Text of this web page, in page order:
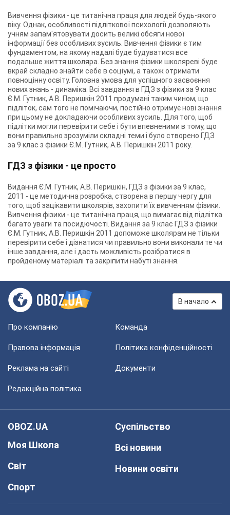
Вивчення фізики - це титанічна праця для людей будь-якого
віку. Однак, особливості підліткової психології дозволяють
учням запам'ятовувати досить великі обсяги нової
інформації без особливих зусиль. Вивчення фізики є тим
фундаментом, на якому надалі буде будуватися все
подальше життя школяра. Без знання фізики школяреві буде
вкрай складно знайти себе в соціумі, а також отримати
повноцінну освіту. Головна умова для успішного засвоєння
нових знань - динаміка. Всі завдання в ГДЗ з фізики за 9 клас
Є.М. Гутник, А.В. Перишкін 2011 продумані таким чином, що
підліток, сам того не помічаючи, постійно отримує нові знання
при цьому не докладаючи особливих зусиль. Для того, щоб
підлітки могли перевірити себе і бути впевненими в тому, що
вони правильно зрозуміли складні теми і було створено ГДЗ
за 9 клас з фізики Є.М. Гутник, А.В. Перишкін 2011 року.
ГДЗ з фізики - це просто
Видання Є.М. Гутник, А.В. Перишкін, ГДЗ з фізики за 9 клас,
2011 - це методична розробка, створена в першу чергу для
того, щоб зацікавити школярів, захопити їх вивченням фізики.
Вивчення фізики - це титанічна праця, що вимагає від підлітка
багато уваги та посидючості. Видання за 9 клас ГДЗ з фізики
Є.М. Гутник, А.В. Перишкін 2011 допоможе школярам не тільки
перевірити себе і дізнатися чи правильно вони виконали те чи
інше завдання, але і дасть можливість розібратися в
пройденому матеріалі та закріпити набуті знання.
В начало
Про компанію Команда
Правова інформація Політика конфіденційності
Реклама на сайті Документи
Редакційна політика
OBOZ.UA
Моя Школа
Світ
Спорт
Суспільство
Всі новини
Новини освіти